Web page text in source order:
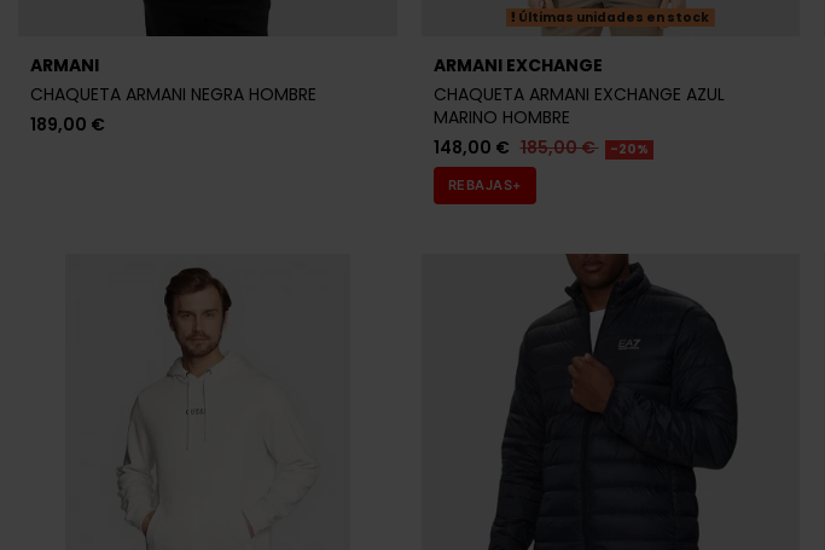
ARMANI
CHAQUETA ARMANI NEGRA HOMBRE
189,00 €
Últimas unidades en stock
ARMANI EXCHANGE
CHAQUETA ARMANI EXCHANGE AZUL
MARINO HOMBRE
148,00 € 185,00 € -20%
REBAJAS+